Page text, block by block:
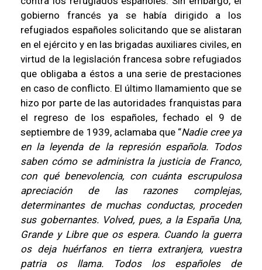
gobierno francés ya se había dirigido a los
refugiados españoles solicitando que se alistaran
en el ejército y en las brigadas auxiliares civiles, en
virtud de la legislación francesa sobre refugiados
que obligaba a éstos a una serie de prestaciones
en caso de conflicto. El último llamamiento que se
hizo por parte de las autoridades franquistas para
el regreso de los españoles, fechado el 9 de
septiembre de 1939, aclamaba que “Nadie cree ya
en la leyenda de la represión española. Todos
saben cómo se administra la justicia de Franco,
con qué benevolencia, con cuánta escrupulosa
apreciación de las razones complejas,
determinantes de muchas conductas, proceden
sus gobernantes. Volved, pues, a la España Una,
Grande y Libre que os espera. Cuando la guerra
os deja huérfanos en tierra extranjera, vuestra
patria os llama. Todos los españoles de